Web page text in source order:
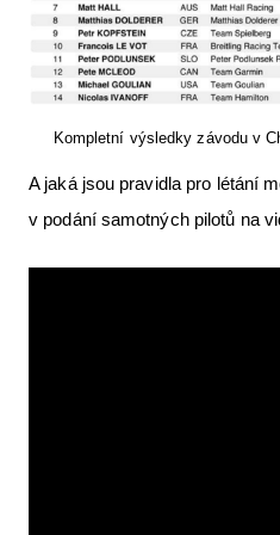
Kompletní výsledky závodu v
A jaká jsou pravidla pro létání
v podání samotných pilotů na